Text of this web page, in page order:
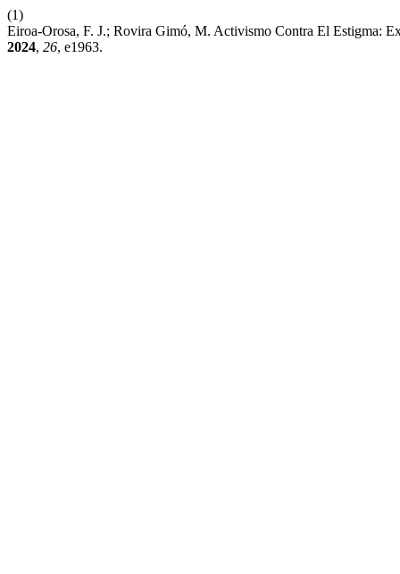
(1)
Eiroa-Orosa, F. J.; Rovira Gimó, M. Activismo Contra El Estigma:
2024, 26, e1963.